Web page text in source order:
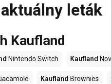
leták
Kaufland
Nintendo Switch Kaufland
Kaufland Brownies